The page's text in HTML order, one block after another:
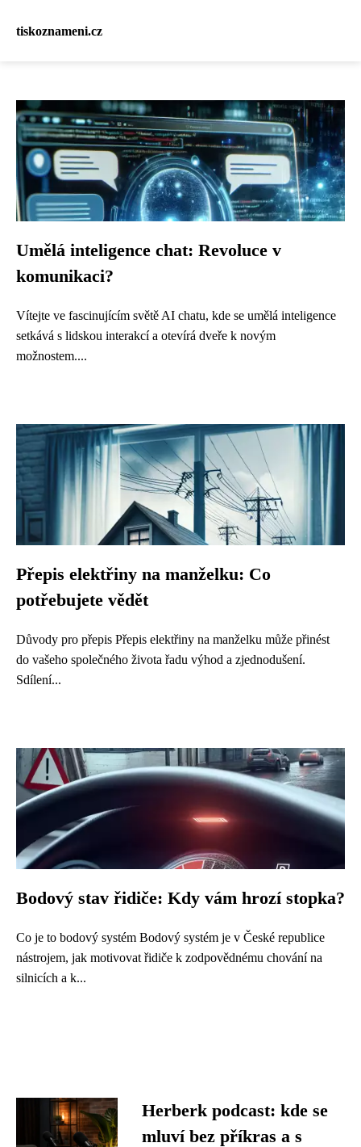
tiskoznameni.cz
Umělá inteligence chat: Revoluce v
komunikaci?
Vítejte ve fascinujícím světě AI chatu, kde se umělá inteligence
setkává s lidskou interakcí a otevírá dveře k novým
možnostem....
Přepis elektřiny na manželku: Co
potřebujete vědět
Důvody pro přepis Přepis elektřiny na manželku může přinést
do vašeho společného života řadu výhod a zjednodušení.
Sdílení...
Bodový stav řidiče: Kdy vám hrozí stopka?
Co je to bodový systém Bodový systém je v České republice
nástrojem, jak motivovat řidiče k zodpovědnému chování na
silnicích a k...
Herberk podcast: kde se
mluví bez příkras a s